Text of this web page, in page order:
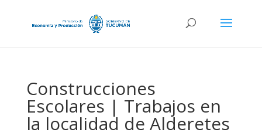
Construcciones
Escolares | Trabajos en
la localidad de Alderetes